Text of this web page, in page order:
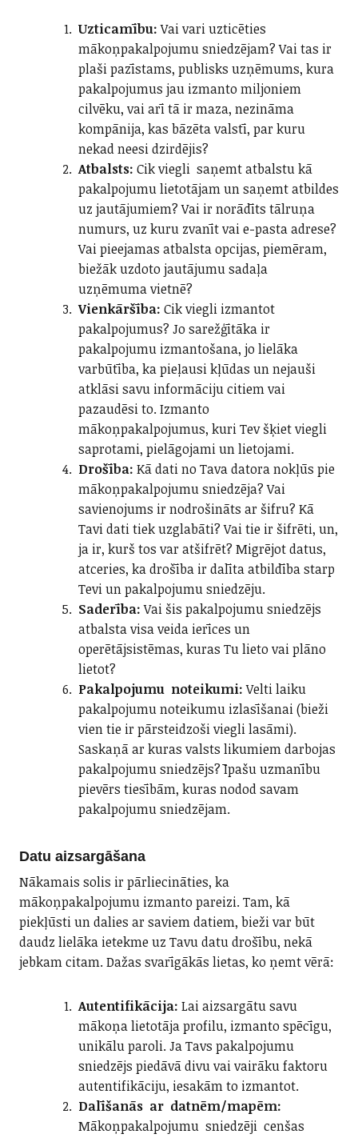
Uzticamību:Vai vari uzticēties
mākoņpakalpojumu sniedzējam? Vai tas ir
plaši pazīstams, publisks uzņēmums, kura
pakalpojumus jau izmanto miljoniem
cilvēku, vai arī tā ir maza, nezināma
kompānija, kas bāzēta valstī, par kuru
nekad neesi dzirdējis?
Atbalsts: Cik viegli saņemt atbalstu kā
pakalpojumu lietotājam un saņemt atbildes
uz jautājumiem? Vai ir norādīts tālruņa
numurs, uz kuru zvanīt vai e-pasta adrese?
Vai pieejamas atbalsta opcijas, piemēram,
biežāk uzdoto jautājumu sadaļa
uzņēmuma vietnē?
Vienkāršība: Cik viegli izmantot
pakalpojumus? Jo sarežģītāka ir
pakalpojumu izmantošana, jo lielāka
varbūtība, ka pieļausi kļūdas un nejauši
atklāsi savu informāciju citiem vai
pazaudēsi to. Izmanto
mākoņpakalpojumus, kuri Tev šķiet viegli
saprotami, pielāgojami un lietojami.
Drošība: Kā dati no Tava datora nokļūs pie
mākoņpakalpojumu sniedzēja? Vai
savienojums ir nodrošināts ar šifru? Kā
Tavi dati tiek uzglabāti? Vai tie ir šifrēti, un,
ja ir, kurš tos var atšifrēt? Migrējot datus,
atceries, ka drošība ir dalīta atbildība starp
Tevi un pakalpojumu sniedzēju.
Saderība:Vai šis pakalpojumu sniedzējs
atbalsta visa veida ierīces un
operētājsistēmas, kuras Tu lieto vai plāno
lietot?
Pakalpojumu noteikumi:Velti laiku
pakalpojumu noteikumu izlasīšanai (bieži
vien tie ir pārsteidzoši viegli lasāmi).
Saskaņā ar kuras valsts likumiem darbojas
pakalpojumu sniedzējs? Īpašu uzmanību
pievērs tiesībām, kuras nodod savam
pakalpojumu sniedzējam.
Datu aizsargāšana
Nākamais solis ir pārliecināties, ka
mākoņpakalpojumu izmanto pareizi. Tam, kā
piekļūsti un dalies ar saviem datiem, bieži var būt
daudz lielāka ietekme uz Tavu datu drošību, nekā
jebkam citam. Dažas svarīgākās lietas, ko ņemt vērā:
Autentifikācija: Lai aizsargātu savu
mākoņa lietotāja profilu, izmanto spēcīgu,
unikālu paroli. Ja Tavs pakalpojumu
sniedzējs piedāvā divu vai vairāku faktoru
autentifikāciju, iesakām to izmantot.
Dalīšanās ar datnēm/mapēm:
Mākoņpakalpojumu sniedzēji cenšas